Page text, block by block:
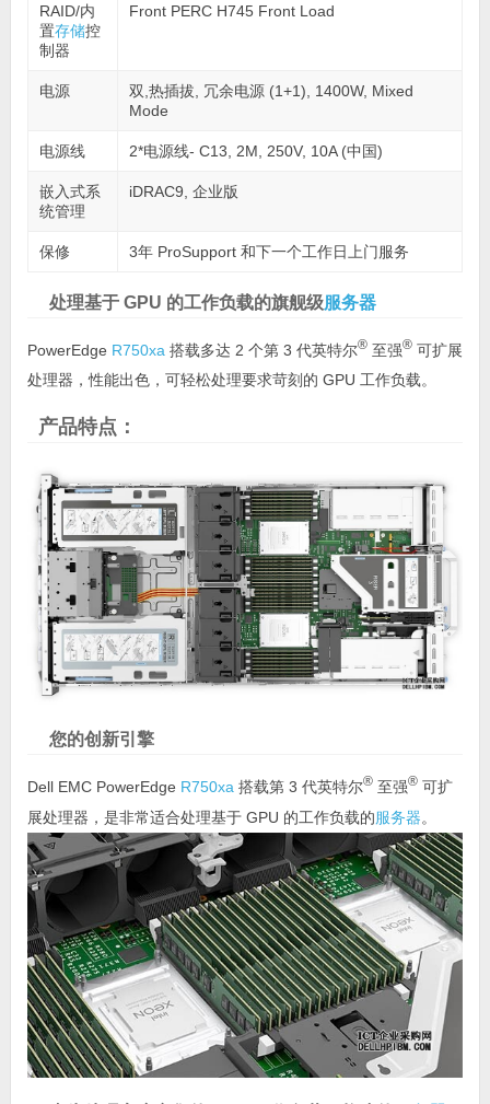
RAID/内
置存储控
制器
Front PERC H745 Front Load
电源
双,热插拔, 冗余电源 (1+1), 1400W, Mixed
Mode
电源线 2*电源线- C13, 2M, 250V, 10A (中国)
嵌入式系
统管理
iDRAC9, 企业版
保修 3年 ProSupport 和下一个工作日上门服务
处理基于 GPU 的工作负载的旗舰级服务器
PowerEdge R750xa 搭载多达 2 个第 3 代英特尔®至强®可扩展
处理器，性能出色，可轻松处理要求苛刻的 GPU 工作负载。
产品特点：
您的创新引擎
Dell EMC PowerEdge R750xa 搭载第 3 代英特尔®至强®可扩
展处理器，是非常适合处理基于 GPU 的工作负载的服务器。